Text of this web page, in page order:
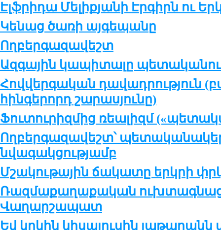
Էլֆրիդա Մելիքյանի Էրգիրն ու
Կենաց ծառի այգեպանը
Ողբերգազավեշտ
Ազգային կապիտալը
Հովվերգական դավադրություն
հինգերորդ շարասյունը)
Ֆուտուրիզմից ռեալիզմ
Ողբերգազավեշտ՝
նվագակցությամբ
Մշակութային ճակատը երկրի
Ռազմաքաղաքական
Վաղարշապատ
Եվ կրկին կիսալուսին յաթաղանն